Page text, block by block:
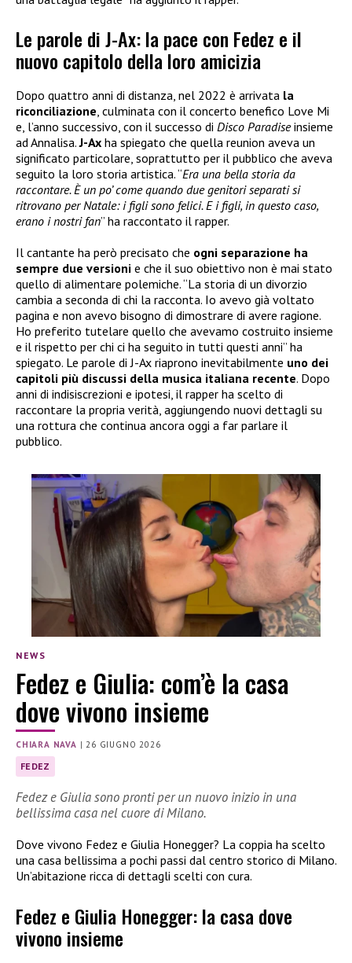
Le parole di J-Ax: la pace con Fedez e il
nuovo capitolo della loro amicizia
Dopo quattro anni di distanza, nel 2022 è arrivata la
riconciliazione, culminata con il concerto benefico Love Mi
e, l’anno successivo, con il successo di Disco Paradiseinsieme
ad Annalisa.J-Ax ha spiegato che quella reunion aveva un
significato particolare, soprattutto per il pubblico che aveva
seguito la loro storia artistica. “Era una bella storia da
raccontare. È un po’ come quando due genitori separati si
ritrovano per Natale: i figli sono felici. E i figli, in questo caso,
erano i nostri fan” ha raccontato il rapper.
Il cantante ha però precisato che ogni separazione ha
sempre due versioni e che il suo obiettivo non è mai stato
quello di alimentare polemiche. “La storia di un divorzio
cambia a seconda di chi la racconta. Io avevo già voltato
pagina e non avevo bisogno di dimostrare di avere ragione.
Ho preferito tutelare quello che avevamo costruito insieme
e il rispetto per chi ci ha seguito in tutti questi anni” ha
spiegato. Le parole di J-Ax riaprono inevitabilmente uno dei
capitoli più discussi della musica italiana recente. Dopo
anni di indisiscrezioni e ipotesi, il rapper ha scelto di
raccontare la propria verità, aggiungendo nuovi dettagli su
una rottura che continua ancora oggi a far parlare il
pubblico.
NEWS
Fedez e Giulia: com’è la casa
dove vivono insieme
CHIARA NAVA | 26 GIUGNO 2026
FEDEZ
Fedez e Giulia sono pronti per un nuovo inizio in una
bellissima casa nel cuore di Milano.
Dove vivono Fedez e Giulia Honegger? La coppia ha scelto
una casa bellissima a pochi passi dal centro storico di Milano.
Un’abitazione ricca di dettagli scelti con cura.
Fedez e Giulia Honegger: la casa dove
vivono insieme